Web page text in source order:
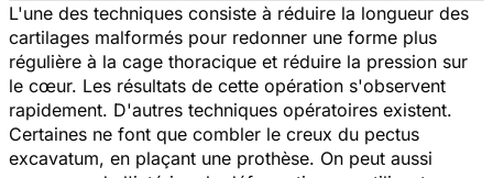
L'une des techniques consiste à réduire la longueur des
cartilages malformés pour redonner une forme plus
régulière à la cage thoracique et réduire la pression sur
le cœur. Les résultats de cette opération s'observent
rapidement. D'autres techniques opératoires existent.
Certaines ne font que combler le creux du pectus
excavatum, en plaçant une prothèse. On peut aussi